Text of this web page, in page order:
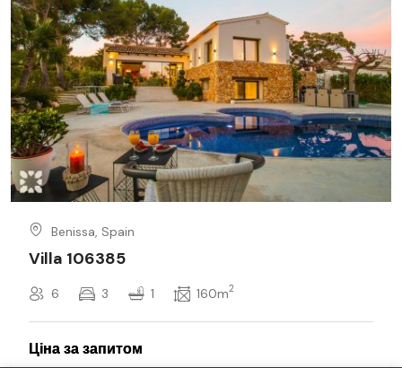
Benissa, Spain
Villa 106385
6 3 1 160m2